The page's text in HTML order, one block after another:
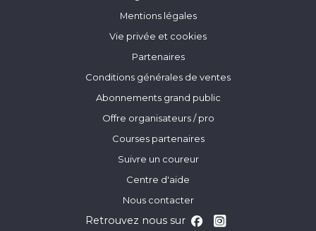
Mentions légales
Vie privée et cookies
Partenaires
Conditions générales de ventes
Abonnements grand public
Offre organisateurs / pro
Courses partenaires
Suivre un coureur
Centre d'aide
Nous contacter
Retrouvez nous sur